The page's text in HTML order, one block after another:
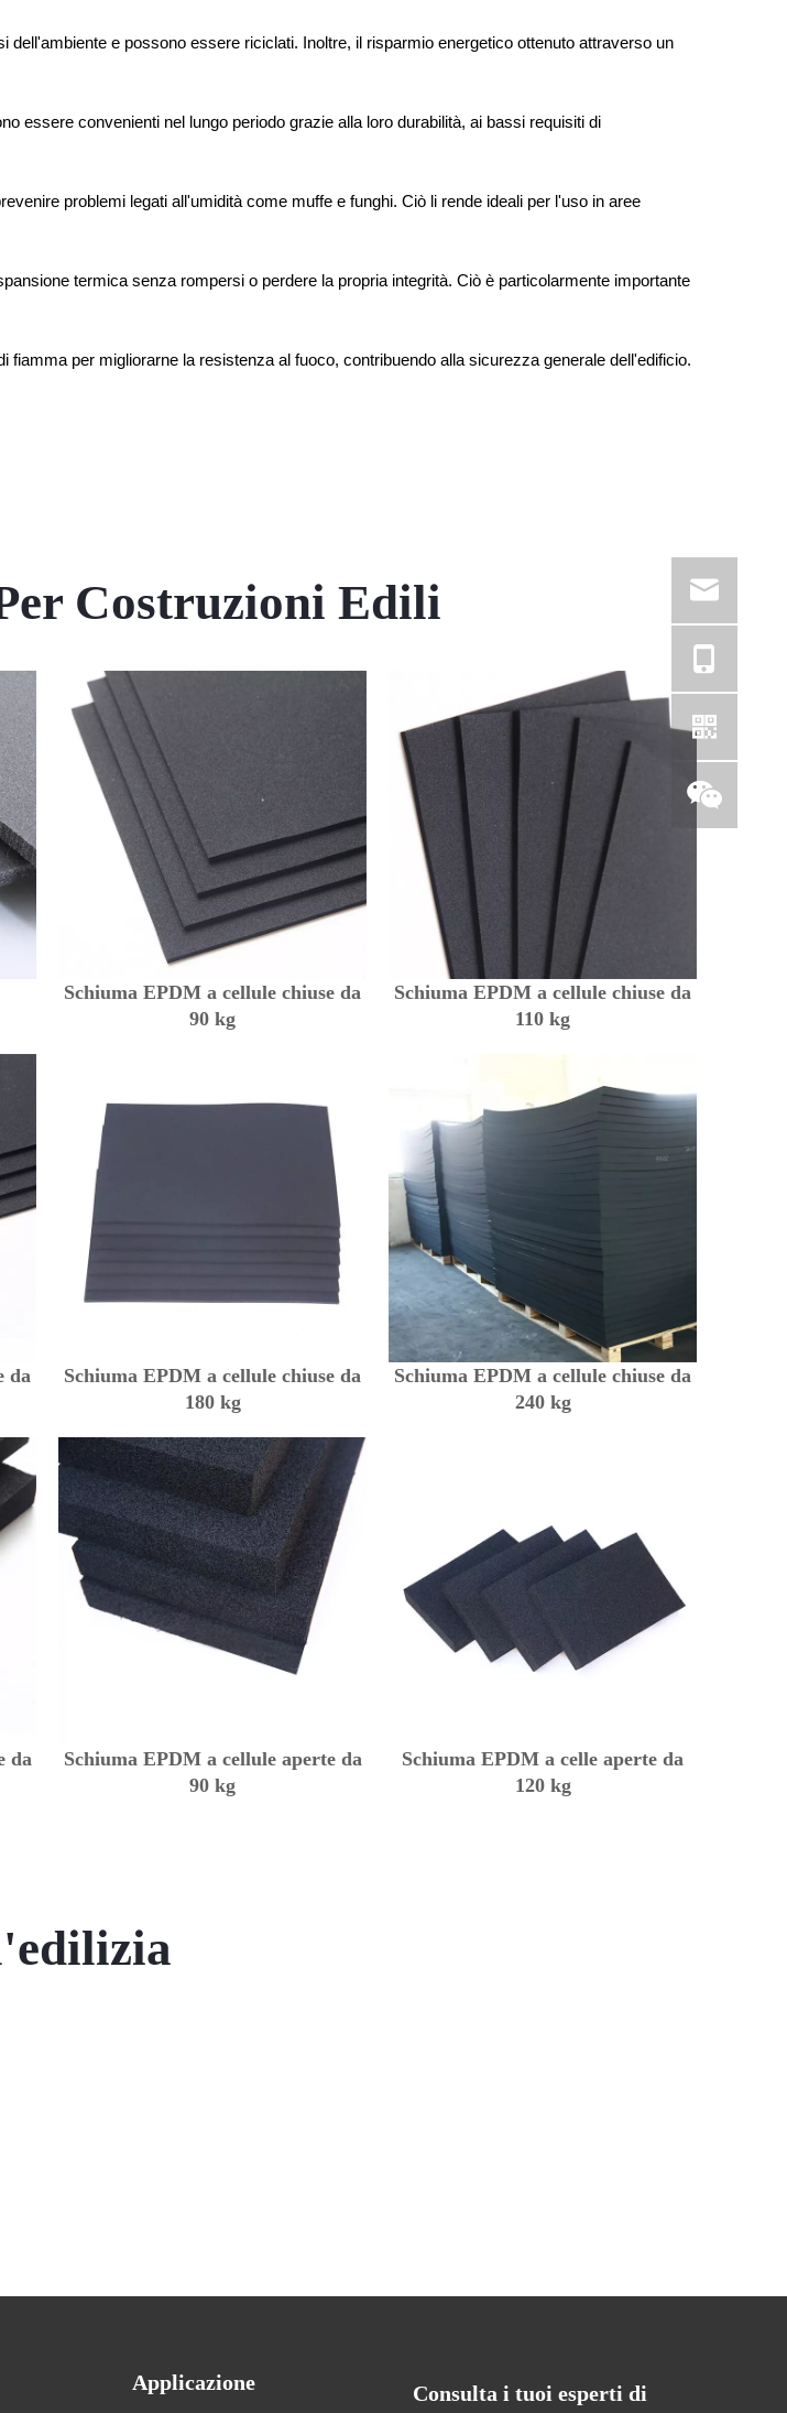
e possono essere riciclati. Inoltre, il risparmio energetico ottenuto attraverso un
essere convenienti nel lungo periodo grazie alla loro durabilità, ai bassi requisiti di
problemi legati all'umidità come muffe e funghi. Ciò li rende ideali per l'uso in aree
termica senza rompersi o perdere la propria integrità. Ciò è particolarmente importante
per migliorarne la resistenza al fuoco, contribuendo alla sicurezza generale dell'edificio.
Costruzioni Edili
Schiuma EPDM a cellule chiuse da
90 kg
Schiuma EPDM a cellule chiuse da
110 kg
da
Schiuma EPDM a cellule chiuse da
180 kg
Schiuma EPDM a cellule chiuse da
240 kg
da
Schiuma EPDM a cellule aperte da
90 kg
Schiuma EPDM a celle aperte da
120 kg
Applicazione
Consulta i tuoi esperti di